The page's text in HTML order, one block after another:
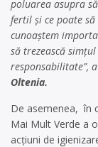
poluarea asupra
fertil și ce poate să
cunoaștem
să trezească
responsabilitate”,
Oltenia.
De asemenea, în
Mai Mult Verde a
acțiuni de